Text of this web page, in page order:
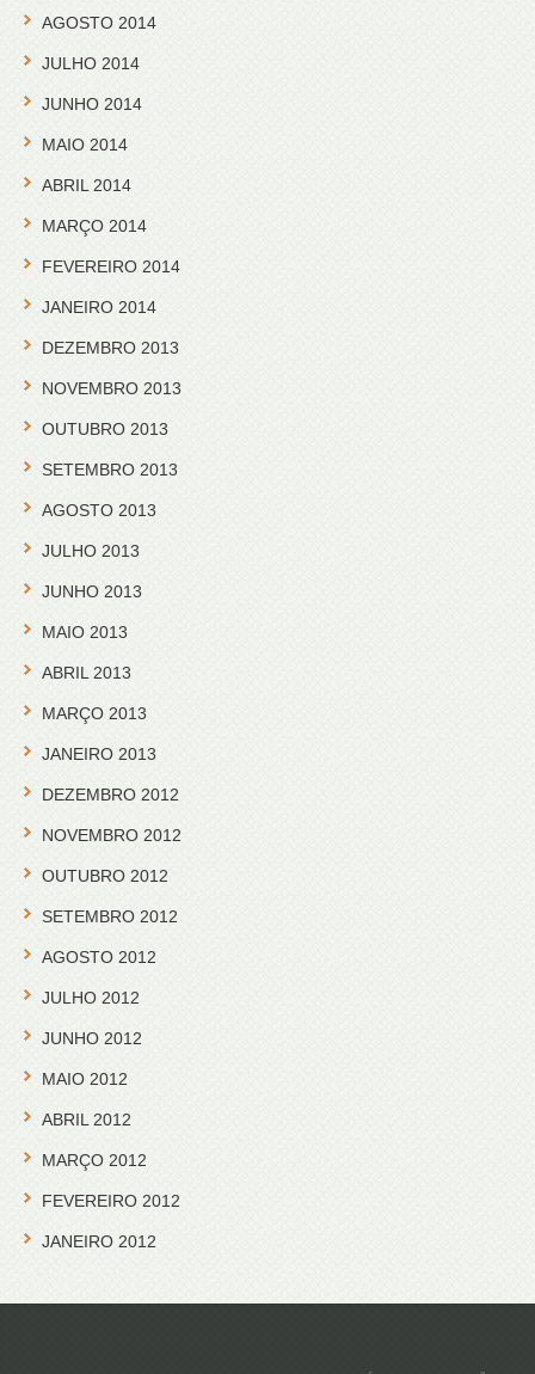
AGOSTO 2014
JULHO 2014
JUNHO 2014
MAIO 2014
ABRIL 2014
MARÇO 2014
FEVEREIRO 2014
JANEIRO 2014
DEZEMBRO 2013
NOVEMBRO 2013
OUTUBRO 2013
SETEMBRO 2013
AGOSTO 2013
JULHO 2013
JUNHO 2013
MAIO 2013
ABRIL 2013
MARÇO 2013
JANEIRO 2013
DEZEMBRO 2012
NOVEMBRO 2012
OUTUBRO 2012
SETEMBRO 2012
AGOSTO 2012
JULHO 2012
JUNHO 2012
MAIO 2012
ABRIL 2012
MARÇO 2012
FEVEREIRO 2012
JANEIRO 2012